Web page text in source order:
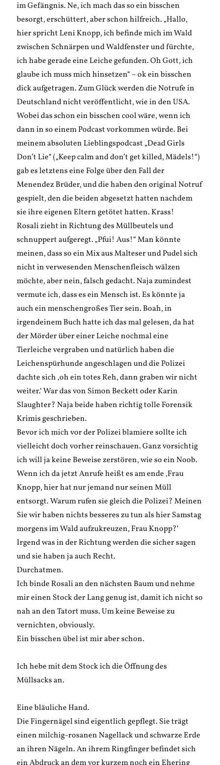
im Gefängnis. Ne, ich mach das so ein bisschen
besorgt, erschüttert, aber schon hilfreich. „Hallo,
hier spricht Leni Knopp, ich befinde mich im Wald
zwischen Schnärpen und Waldfenster und fürchte,
ich habe gerade eine Leiche gefunden. Oh Gott, ich
glaube ich muss mich hinsetzen“ – ok ein bisschen
dick aufgetragen. Zum Glück werden die Notrufe in
Deutschland nicht veröffentlicht, wie in den USA.
Wobei das schon ein bisschen cool wäre, wenn ich
dann in so einem Podcast vorkommen würde. Bei
meinem absoluten Lieblingspodcast „Dead Girls
Don’t Lie“ („Keep calm and don’t get killed, Mädels!“)
gab es letztens eine Folge über den Fall der
Menendez Brüder, und die haben den original Notruf
gespielt, den die beiden abgesetzt hatten nachdem
sie ihre eigenen Eltern getötet hatten. Krass!
Rosali zieht in Richtung des Müllbeutels und
schnuppert aufgeregt. „Pfui! Aus!“ Man könnte
meinen, dass so ein Mix aus Malteser und Pudel sich
nicht in verwesenden Menschenfleisch wälzen
möchte, aber nein, falsch gedacht. Naja zumindest
vermute ich, dass es ein Mensch ist. Es könnte ja
auch ein menschengroßes Tier sein. Boah, in
irgendeinem Buch hatte ich das mal gelesen, da hat
der Mörder über einer Leiche nochmal eine
Tierleiche vergraben und natürlich haben die
Leichenspürhunde angeschlagen und die Polizei
dachte sich ‚oh ein totes Reh, dann graben wir nicht
weiter.‘ War das von Simon Beckett oder Karin
Slaughter? Naja beide haben richtig tolle Forensik
Krimis geschrieben.
Bevor ich mich vor der Polizei blamiere sollte ich
vielleicht doch vorher reinschauen. Ganz vorsichtig
ich will ja keine Beweise zerstören, wie so ein Noob.
Wenn ich da jetzt Anrufe heißt es am ende ‚Frau
Knopp, hier hat nur jemand nur seinen Müll
entsorgt. Warum rufen sie gleich die Polizei? Meinen
Sie wir haben nichts besseres zu tun als hier Samstag
morgens im Wald aufzukreuzen, Frau Knopp?‘
Irgend was in der Richtung werden die sicher sagen
und sie haben ja auch Recht.
Durchatmen.
Ich binde Rosali an den nächsten Baum und nehme
mir einen Stock der Lang genug ist, damit ich nicht so
nah an den Tatort muss. Um keine Beweise zu
vernichten, obviously.
Ein bisschen übel ist mir aber schon.
Ich hebe mit dem Stock ich die Öffnung des
Müllsacks an.
Eine bläuliche Hand.
Die Fingernägel sind eigentlich gepflegt. Sie trägt
einen milchig-rosanen Nagellack und schwarze Erde
an ihren Nägeln. An ihrem Ringfinger befindet sich